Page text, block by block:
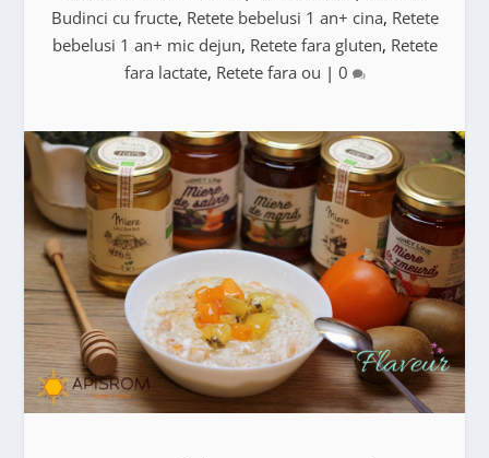
Budinci cu fructe, Retete bebelusi 1 an+ cina, Retete
bebelusi 1 an+ mic dejun, Retete fara gluten, Retete
fara lactate, Retete fara ou | 0